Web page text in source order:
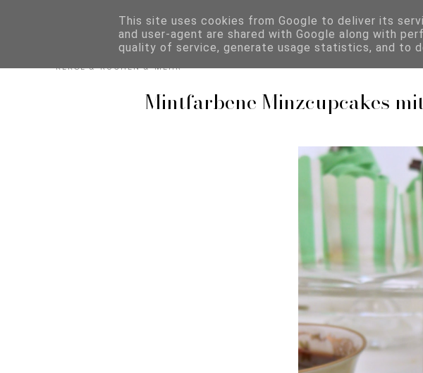
Biskuitwerkstatt
KEKSE & KUCHEN & MEHR
Mintfarbene Minzcupcakes
This site uses cookies from Google to deliver its
and user-agent are shared with Google along with
quality of service, generate usage statistics, and to